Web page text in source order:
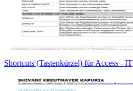
Shortcuts (Tastenkürzel) für Access - IT